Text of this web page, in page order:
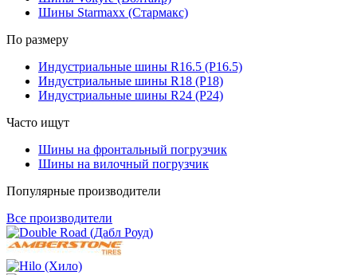
Шины Starmaxx (Стармакс)
По размеру
Индустриальные шины R16.5 (Р16.5)
Индустриальные шины R18 (Р18)
Индустриальные шины R24 (Р24)
Часто ищут
Шины на фронтальный погрузчик
Шины на вилочный погрузчик
Популярные производители
Все производители